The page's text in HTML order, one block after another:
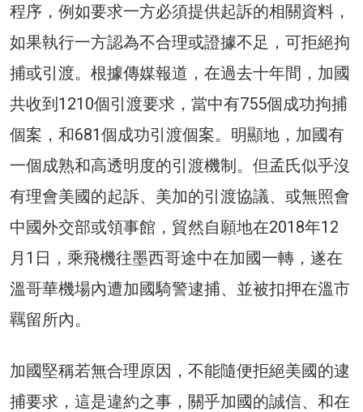
程序，例如要求一方必須提供起訴的相關資料，
如果執行一方認為不合理或證據不足，可拒絕拘
捕或引渡。根據傳媒報道，在過去十年間，加國
共收到1210個引渡要求，當中有755個成功拘捕
個案，和681個成功引渡個案。明顯地，加國有
一個成熟和高透明度的引渡機制。但孟氏似乎沒
有理會美國的起訴、美加的引渡協議、或無照會
中國外交部或領事館，貿然自願地在2018年12
月1日，乘飛機往墨西哥途中在加國一轉，遂在
溫哥華機場內遭加國騎警逮捕、並被扣押在溫市
羈留所內。
加國堅稱若無合理原因，不能隨便拒絕美國的逮
捕要求，這是違約之事，關乎加國的誠信、和在